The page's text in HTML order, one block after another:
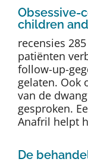
Obsessive-
children
recensies
patiënten
follow-up-
gelaten. Ook
van de
gesproken.
Anafril helpt
De